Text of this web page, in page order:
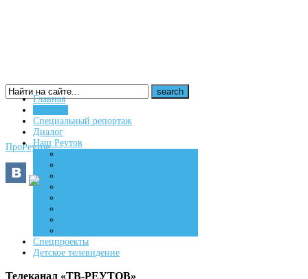
16+
ПроРеутов
Главная
Специальный репортаж
Диалог
Наш Реутов
Спецпроекты
Детское телевидение
Телеканал «ТВ-РЕУТОВ»